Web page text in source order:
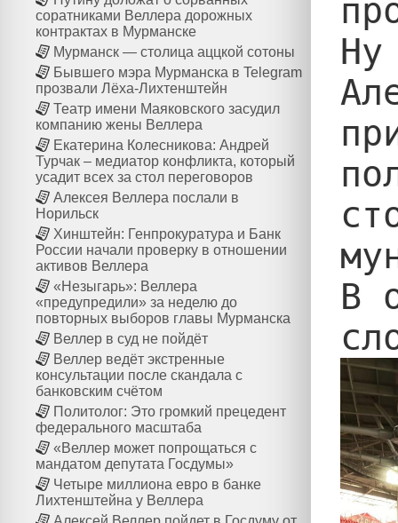
соратниками Веллера дорожных
контрактах в Мурманске
Мурманск — столица аццкой сотоны
Бывшего мэра Мурманска в Telegram
прозвали Лёха-Лихтенштейн
Театр имени Маяковского засудил
компанию жены Веллера
Екатерина Колесникова: Андрей
Турчак – медиатор конфликта, который
усадит всех за стол переговоров
Алексея Веллера послали в
Норильск
Хинштейн: Генпрокуратура и Банк
России начали проверку в отношении
активов Веллера
«Незыгарь»: Веллера
«предупредили» за неделю до
повторных выборов главы Мурманска
Веллер в суд не пойдёт
Веллер ведёт экстренные
консультации после скандала с
банковским счётом
Политолог: Это громкий прецедент
федерального масштаба
«Веллер может попрощаться с
мандатом депутата Госдумы»
Четыре миллиона евро в банке
Лихтенштейна у Веллера
Ну
В